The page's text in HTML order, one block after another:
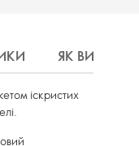
ЯК
іскристих